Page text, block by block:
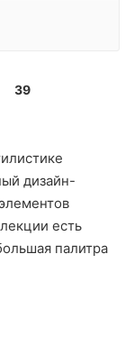
39
дизайн-
есть
палитра